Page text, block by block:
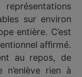
sur environ
entière. C’est
affirmé.
au repos, de
n’enlève rien à